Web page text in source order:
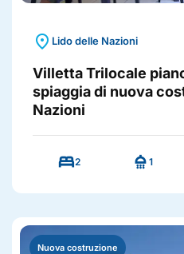
location_on Lido delle Nazioni
Villetta Trilocale
spiaggia di nuova
Nazioni
bed2 shower 1
Nuova costruzione